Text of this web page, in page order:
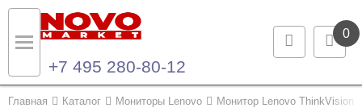
0
+7 495 280-80-12
Главная Каталог Мониторы Lenovo Монитор Lenovo ThinkVision
Назад
Назад